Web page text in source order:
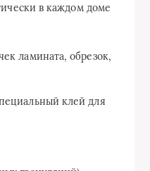
в каждом доме
ламината, обрезок,
клей для